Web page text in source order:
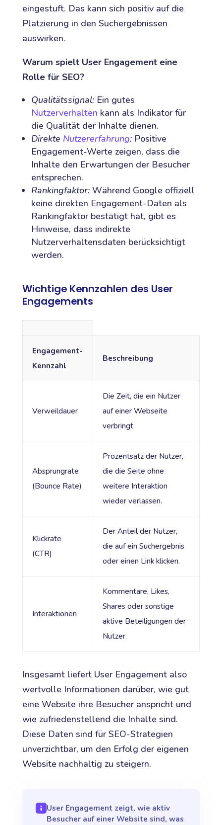
eingestuft. Das kann sich positiv auf die
Platzierung in den Suchergebnissen
auswirken.
Warum spielt User Engagement eine
Rolle für SEO?
Qualitätssignal:Ein gutes
Nutzerverhalten kann als Indikator für
die Qualität der Inhalte dienen.
Direkte Nutzererfahrung:Positive
Engagement-Werte zeigen, dass die
Inhalte den Erwartungen der Besucher
entsprechen.
Rankingfaktor:Während Google offiziell
keine direkten Engagement-Daten als
Rankingfaktor bestätigt hat, gibt es
Hinweise, dass indirekte
Nutzerverhaltensdaten berücksichtigt
werden.
Wichtige Kennzahlen des User
Engagements
Engagement-
Kennzahl
Beschreibung
Verweildauer
Die Zeit, die ein Nutzer
auf einer Webseite
verbringt.
Absprungrate
(Bounce Rate)
Prozentsatz der Nutzer,
die die Seite ohne
weitere Interaktion
wieder verlassen.
Klickrate
(CTR)
Der Anteil der Nutzer,
die auf ein Suchergebnis
oder einen Link klicken.
Interaktionen
Kommentare, Likes,
Shares oder sonstige
aktive Beteiligungen der
Nutzer.
Insgesamt liefert User Engagement also
wertvolle Informationen darüber, wie gut
eine Website ihre Besucher anspricht und
wie zufriedenstellend die Inhalte sind.
Diese Daten sind für SEO-Strategien
unverzichtbar, um den Erfolg der eigenen
Website nachhaltig zu steigern.
User Engagement zeigt, wie aktiv
Besucher auf einer Website sind, was